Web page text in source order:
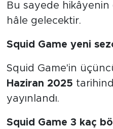
Bu sayede hikâyenin
hâle gelecektir.
Squid Game yeni
Squid Game'in
Haziran 2025
yayınlandı.
Squid Game 3 kaç